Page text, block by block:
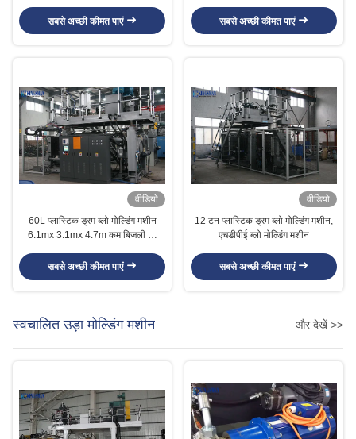
सबसे अच्छी कीमत पाएं सबसे अच्छी कीमत पाएं
वीडियो
60L प्लास्टिक ड्रम ब्लो मोल्डिंग मशीन
6.1mx 3.1mx 4.7m कम बिजली की
सबसे अच्छी कीमत पाएं
वीडियो
12 टन प्लास्टिक ड्रम ब्लो मोल्डिंग मशीन,
एचडीपीई ब्लो मोल्डिंग मशीन
सबसे अच्छी कीमत पाएं
स्वचालित उड़ा मोल्डिंग मशीन और देखें >>